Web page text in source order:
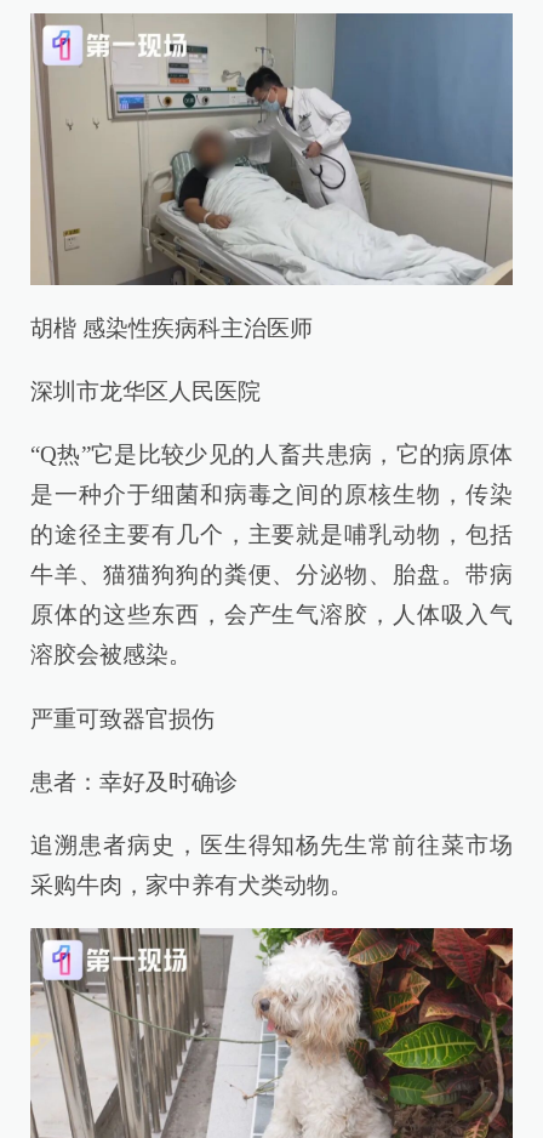
胡楷 感染性疾病科主治医师
深圳市龙华区人民医院
“Q热”它是比较少见的人畜共患病，它的病原体
是一种介于细菌和病毒之间的原核生物，传染
的途径主要有几个，主要就是哺乳动物，包括
牛羊、猫猫狗狗的粪便、分泌物、胎盘。带病
原体的这些东西，会产生气溶胶，人体吸入气
溶胶会被感染。
严重可致器官损伤
患者：幸好及时确诊
追溯患者病史，医生得知杨先生常前往菜市场
采购牛肉，家中养有犬类动物。